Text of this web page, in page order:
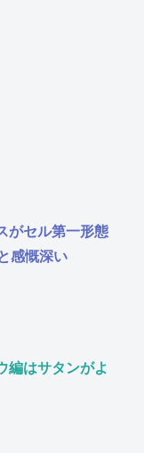
がセル第一形態
感慨深い
編はサタンがよ